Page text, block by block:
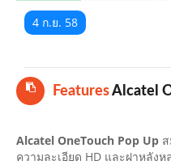
CLOSE
4 ก.ย. 58
FeaturesAlcatel
Alcatel OneTouch Pop Up
ความละเอียด HD และฝาหลัง